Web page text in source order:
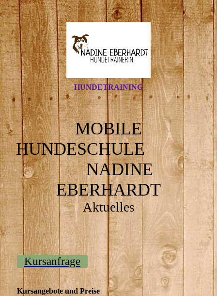
HUNDETRAINING
MOBILE
HUNDESCHULE
NADINE
EBERHARDT
Aktuelles
Kursanfrage
Kursangebote und Preise